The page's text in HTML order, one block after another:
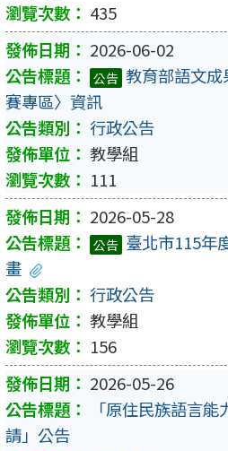
435
2026-06-02
公告 教育部語文
賽專區〉資訊
行政公告
教學組
111
2026-05-28
公告 臺北市115年
畫
行政公告
教學組
156
2026-05-26
「原住民族語言
請」公告